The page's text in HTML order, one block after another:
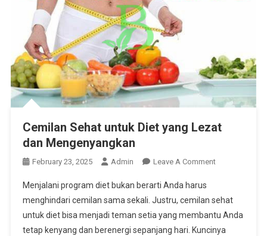
Cemilan Sehat untuk Diet yang Lezat
dan Mengenyangkan
February 23, 2025 Admin Leave A CommentOn
Untuk
Diet
Yang
Menjalani program diet bukan berarti Anda harus
menghindari cemilan sama sekali. Justru, cemilan sehat
untuk diet bisa menjadi teman setia yang membantu Anda
tetap kenyang dan berenergi sepanjang hari. Kuncinya